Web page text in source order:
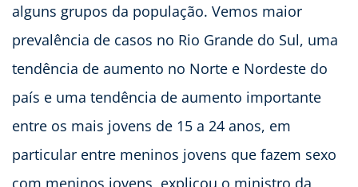
alguns grupos da população. Vemos maior
prevalência de casos no Rio Grande do Sul, uma
tendência de aumento no Norte e Nordeste do
país e uma tendência de aumento importante
entre os mais jovens de 15 a 24 anos, em
particular entre meninos jovens que fazem sexo
com meninos jovens, explicou o ministro da